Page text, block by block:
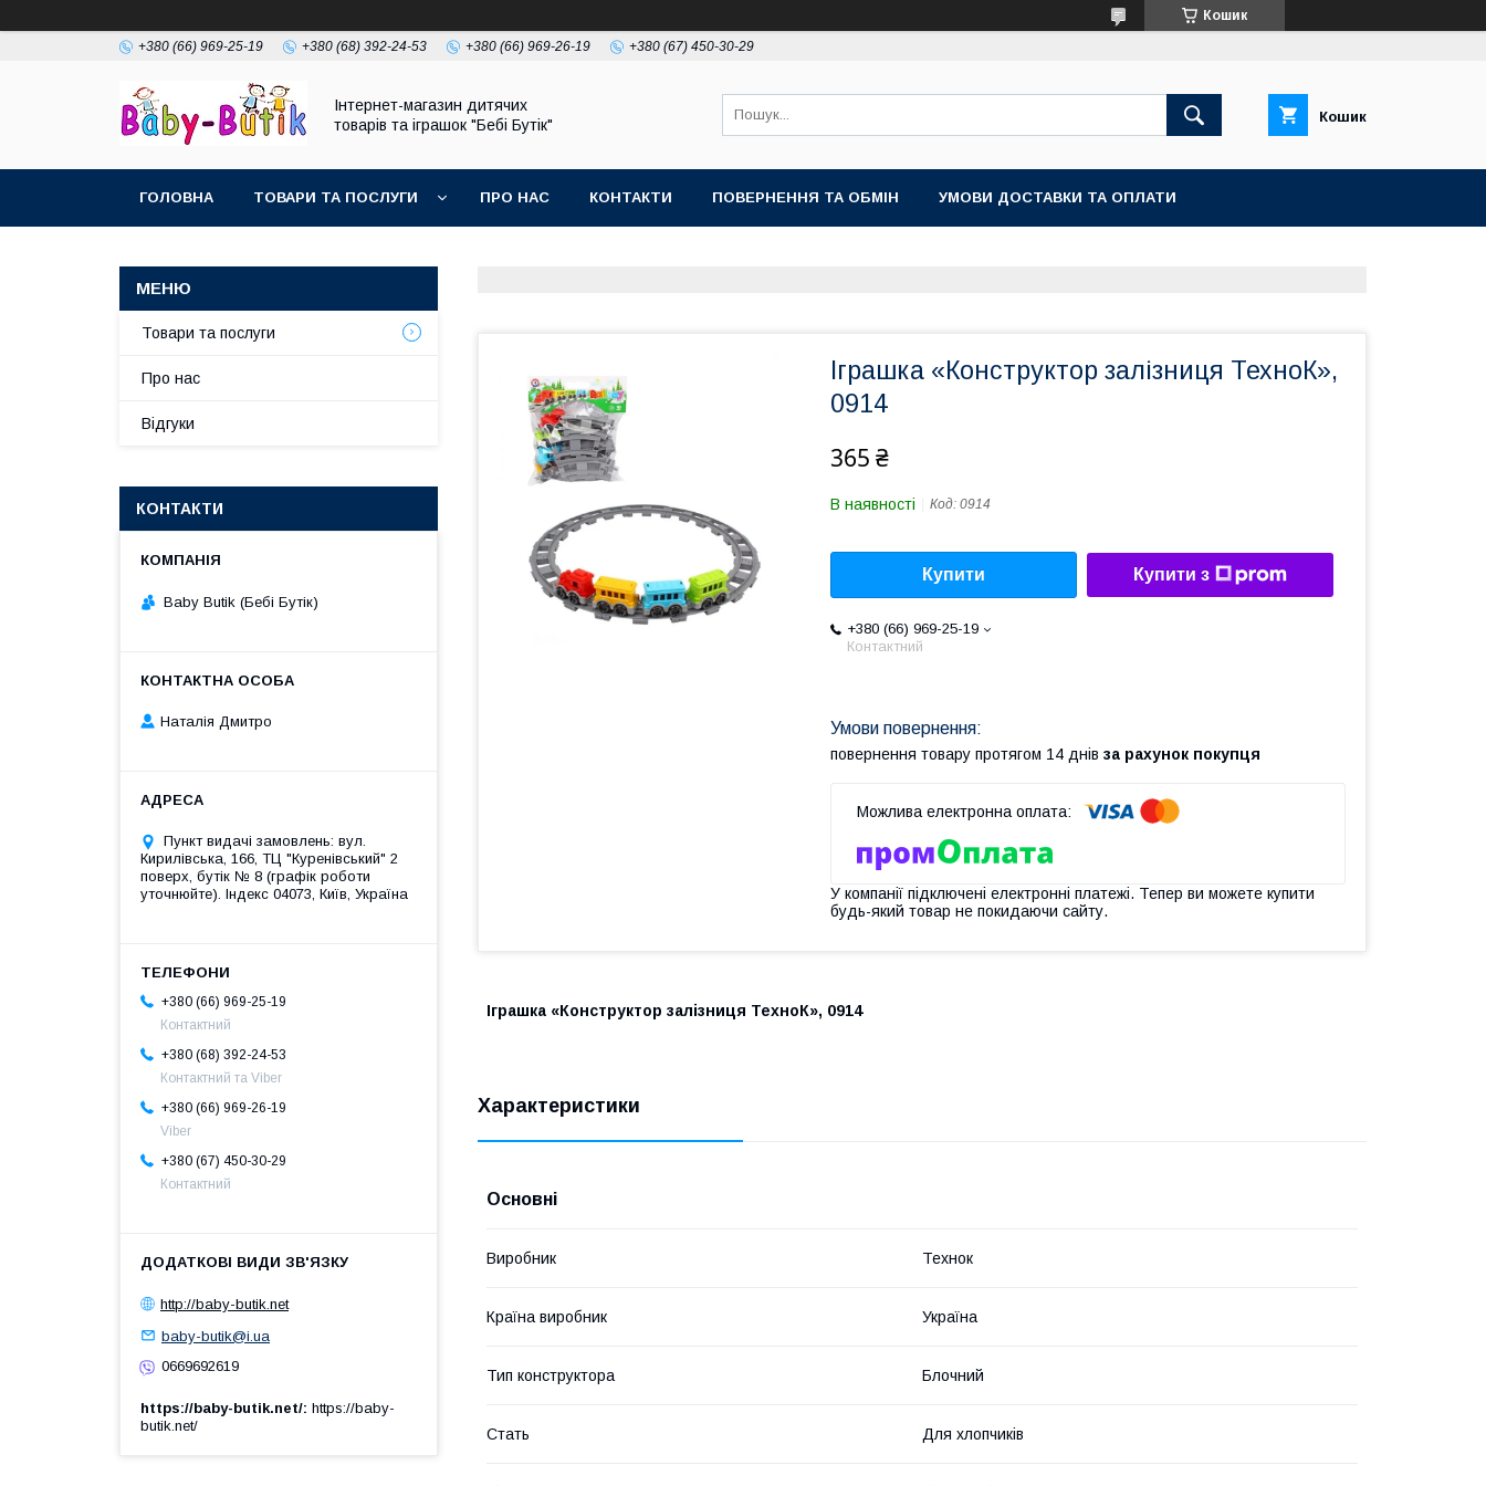
Кошик
+380 (66) 969-25-19 +380 (68) 392-24-53 +380 (66) 969-26-19 +380 (67) 450-30-29
Інтернет-магазин дитячих
товарів та іграшок "Бебі Бутік"
Кошик
ГОЛОВНА ТОВАРИ ТА ПОСЛУГИ ПРО НАС КОНТАКТИ ПОВЕРНЕННЯ ТА ОБМІН УМОВИ ДОСТАВКИ ТА ОПЛАТИ
Іграшка «Конструктор залізниця ТехноК»,
0914
365 ₴
В наявності Код: 0914
Купити Купити з
+380 (66) 969-25-19
Контактний
повернення товару протягом 14 днів за рахунок покупця
У компанії підключені електронні платежі. Тепер ви можете купити
будь-який товар не покидаючи сайту.
Іграшка «Конструктор залізниця ТехноК», 0914
Характеристики
Основні
Виробник Технок
Країна виробник Україна
Тип конструктора Блочний
Стать Для хлопчиків
Товари та послуги
Про нас
Відгуки
КОНТАКТИ
Baby Butik (Бебі Бутік)
Наталія Дмитро
Пункт видачі замовлень: вул.
Кирилівська, 166, ТЦ "Куренівський" 2
поверх, бутік № 8 (графік роботи
уточнюйте). Індекс 04073, Київ, Україна
+380 (66) 969-25-19
Контактний
+380 (68) 392-24-53
Контактний та Viber
+380 (66) 969-26-19
Viber
+380 (67) 450-30-29
Контактний
http://baby-butik.net
baby-butik@i.ua
0669692619
https://baby-butik.net/ https://baby-
butik.net/